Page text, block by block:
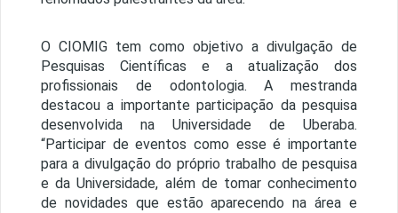
O CIOMIG tem como objetivo a divulgação de
Pesquisas Científicas e a atualização dos
profissionais de odontologia. A mestranda
destacou a importante participação da pesquisa
desenvolvida na Universidade de Uberaba.
“Participar de eventos como esse é importante
para a divulgação do próprio trabalho de pesquisa
e da Universidade, além de tomar conhecimento
de novidades que estão aparecendo na área e